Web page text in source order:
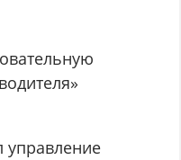
управление